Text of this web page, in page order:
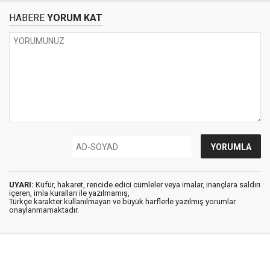
HABERE YORUM KAT
UYARI: Küfür, hakaret, rencide edici cümleler veya imalar, inançlara saldırı
içeren, imla kuralları ile yazılmamış,
Türkçe karakter kullanılmayan ve büyük harflerle yazılmış yorumlar
onaylanmamaktadır.